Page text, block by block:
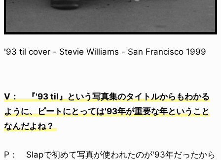
'93 til cover - Stevie Williams - San Francisco 1999
V： 『'93 til』という写真集のタイトルからもわかる
ように、ピートにとっては'93年が重要な年ということ
なんだよね？
P： Slapで初めて写真が使われたのが'93年だったから